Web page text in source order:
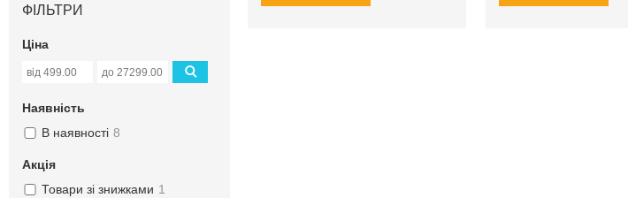
ФІЛЬТРИ
Ціна
Наявність
В наявності 8
Акція
Товари зі знижками 1